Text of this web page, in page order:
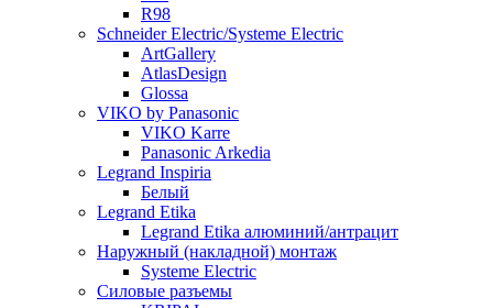
R98
Schneider Electric/Systeme Electric
ArtGallery
AtlasDesign
Glossa
VIKO by Panasonic
VIKO Karre
Panasonic Arkedia
Legrand Inspiria
Белый
Legrand Etika
Legrand Etika алюминий/антрацит
Наружный (накладной) монтаж
Systeme Electric
Силовые разъемы